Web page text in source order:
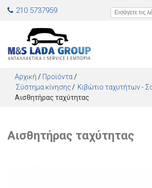
Jump to navigation
210 5737959 Εισάγετε
Αρχική / Προϊόντα /
Σύστημα κίνησης
Κιβώτιο ταχυτήτων -
Αισθητήρας ταχύτητας
Αισθητήρας ταχύτητας